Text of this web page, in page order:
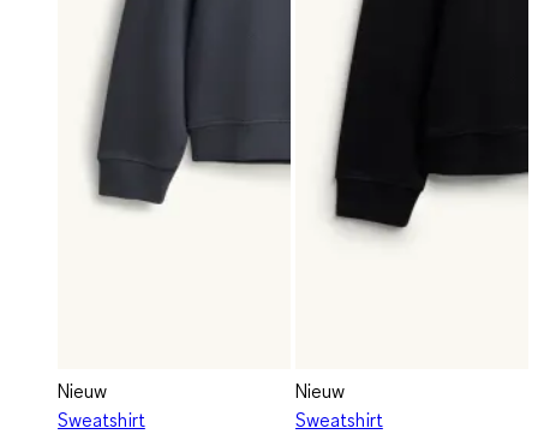
Nieuw
Sweatshirt
Nieuw
Sweatshirt